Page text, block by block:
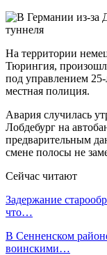
На территории
Тюрингия,
под управлением
местная полиция.
Авария случилась
Лобдебург на
предварительным
смене полосы не
Сейчас читают
Задержание
что…
В Сенненском
воинскими…